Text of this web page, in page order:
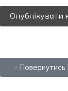
Повернутись